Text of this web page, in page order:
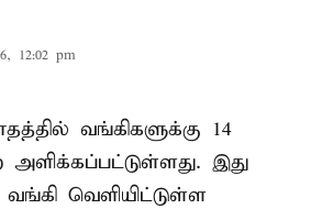
12:02 pm
வங்கிகளுக்கு 14
அளிக்கப்பட்டுள்ளது. இது
வெளியிட்டுள்ள